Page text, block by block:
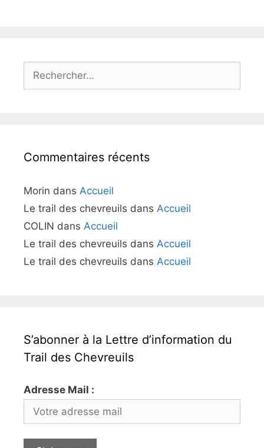
Commentaires récents
Morin dans Accueil
Le trail des chevreuils dans Accueil
COLIN dans Accueil
Le trail des chevreuils dans Accueil
Le trail des chevreuils dans Accueil
S’abonner à la Lettre d’information du
Trail des Chevreuils
Adresse Mail :